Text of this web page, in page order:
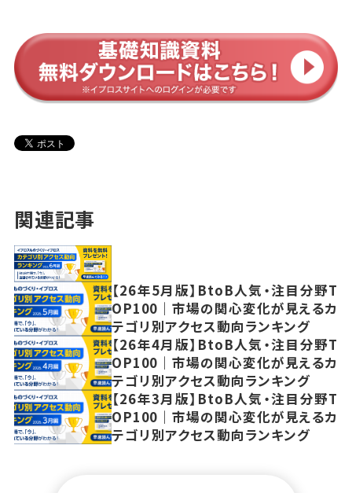
関連記事
【26年5月版】BtoB人気・注目分野T
OP100｜市場の関心変化が見えるカ
テゴリ別アクセス動向ランキング
【26年4月版】BtoB人気・注目分野T
OP100｜市場の関心変化が見えるカ
テゴリ別アクセス動向ランキング
【26年3月版】BtoB人気・注目分野T
OP100｜市場の関心変化が見えるカ
テゴリ別アクセス動向ランキング